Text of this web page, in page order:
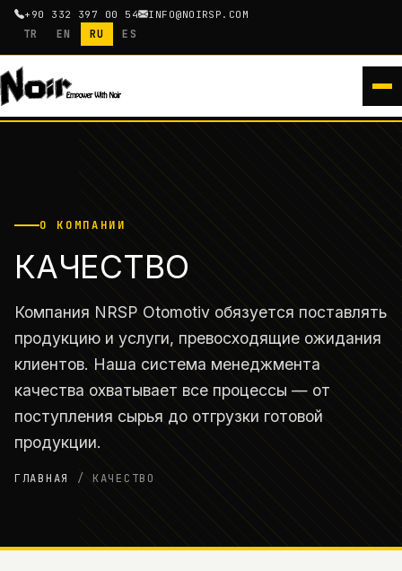
+90 332 397 00 54 INFO@NOIRSP.COM
TR EN RU ES
О КОМПАНИИ
КАЧЕСТВО
Компания NRSP Otomotiv обязуется поставлять
продукцию и услуги, превосходящие ожидания
клиентов. Наша система менеджмента
качества охватывает все процессы — от
поступления сырья до отгрузки готовой
продукции.
ГЛАВНАЯ / КАЧЕСТВО